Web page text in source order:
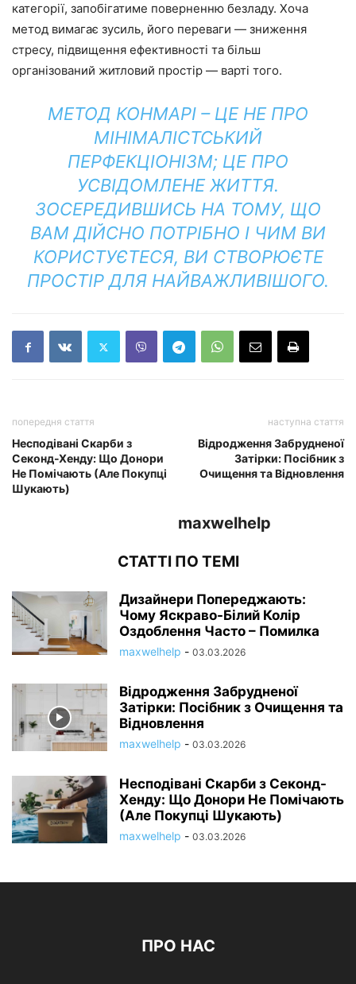
категорії, запобігатиме поверненню безладу. Хоча
метод вимагає зусиль, його переваги — зниження
стресу, підвищення ефективності та більш
організований житловий простір — варті того.
МЕТОД КОНМАРІ – ЦЕ НЕ ПРО
МІНІМАЛІСТСЬКИЙ
ПЕРФЕКЦІОНІЗМ; ЦЕ ПРО
УСВІДОМЛЕНЕ ЖИТТЯ.
ЗОСЕРЕДИВШИСЬ НА ТОМУ, ЩО
ВАМ ДІЙСНО ПОТРІБНО І ЧИМ ВИ
КОРИСТУЄТЕСЯ, ВИ СТВОРЮЄТЕ
ПРОСТІР ДЛЯ НАЙВАЖЛИВІШОГО.
попередня стаття
Несподівані Скарби з
Секонд-Хенду: Що Донори
Не Помічають (Але Покупці
Шукають)
наступна стаття
Відродження Забрудненої
Затірки: Посібник з
Очищення та Відновлення
maxwelhelp
СТАТТІ ПО ТЕМІ
Дизайнери Попереджають:
Чому Яскраво-Білий Колір
Оздоблення Часто – Помилка
maxwelhelp - 03.03.2026
Відродження Забрудненої
Затірки: Посібник з Очищення та
Відновлення
maxwelhelp - 03.03.2026
Несподівані Скарби з Секонд-
Хенду: Що Донори Не Помічають
(Але Покупці Шукають)
maxwelhelp - 03.03.2026
ПРО НАС